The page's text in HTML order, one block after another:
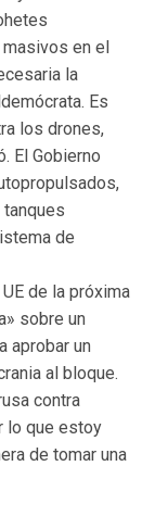
en el
la
Es
los drones,
El Gobierno
de
de la próxima
sobre un
aprobar un
al bloque.
contra
lo que estoy
de tomar una